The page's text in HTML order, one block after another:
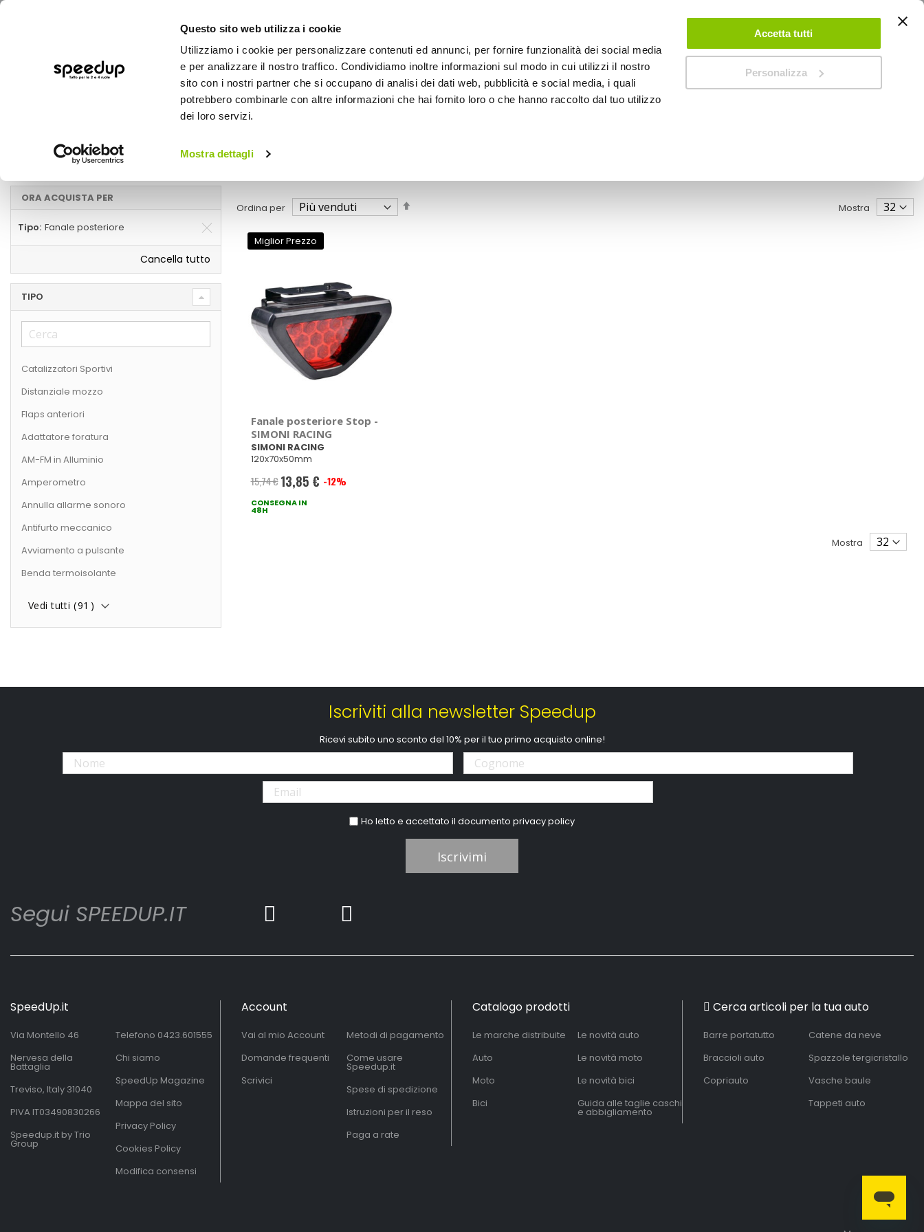
Questo sito web utilizza i cookie
Utilizziamo i cookie per personalizzare contenuti ed annunci, per fornire funzionalità dei social media
e per analizzare il nostro traffico. Condividiamo inoltre informazioni sul modo in cui utilizzi il nostro
sito con i nostri partner che si occupano di analisi dei dati web, pubblicità e social media, i quali
potrebbero combinarle con altre informazioni che hai fornito loro o che hanno raccolto dal tuo utilizzo
dei loro servizi.
Mostra dettagli
Accetta tutti
Personalizza
ACCEDI CREA UN ACCOUNT CONTATTACI
BICI OUTDOOR
Marche SIMONI RACING - Fanale posteriore
Fanale posteriore
Ordina per Mostra
Miglior Prezzo
Fanale posteriore Stop -
SIMONI RACING
SIMONI RACING
120x70x50mm
15,74 € Prezzo
speciale
13,85 € -12%
CONSEGNA IN
48H
Mostra
ORA ACQUISTA PER
Tipo Fanale posteriore
Cancella tutto
TIPO
Catalizzatori Sportivi
Distanziale mozzo
Flaps anteriori
Adattatore foratura
AM-FM in Alluminio
Amperometro
Annulla allarme sonoro
Antifurto meccanico
Avviamento a pulsante
Benda termoisolante
Vedi tutti (91 )
Iscriviti alla newsletter Speedup
Ricevi subito uno sconto del 10% per il tuo primo acquisto online!
Ho letto e accettato il documentoprivacy policy
Iscrivimi
Segui SPEEDUP.IT
SpeedUp.it
Via Montello 46
Nervesa della
Battaglia
Treviso, Italy 31040
PIVA IT03490830266
Speedup.it by Trio
Group
Telefono 0423.601555
Chi siamo
SpeedUp Magazine
Mappa del sito
Privacy Policy
Cookies Policy
Modifica consensi
Account
Vai al mio Account
Domande frequenti
Scrivici
Metodi di pagamento
Come usare
Speedup.it
Spese di spedizione
Istruzioni per il reso
Paga a rate
Catalogo prodotti
Le marche distribuite
Auto
Moto
Bici
Le novità auto
Le novità moto
Le novità bici
Guida alle taglie caschi
e abbigliamento
Cerca articoli per la tua auto
Barre portatutto
Braccioli auto
Copriauto
Catene da neve
Spazzole tergicristallo
Vasche baule
Tappeti auto